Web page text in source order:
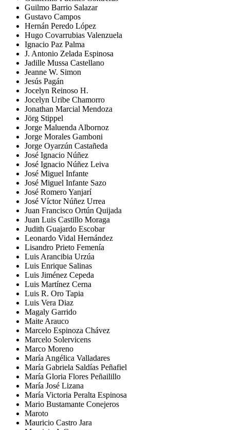
Guilmo Barrio Salazar
Gustavo Campos
Hernán Peredo López
Hugo Covarrubias Valenzuela
Ignacio Paz Palma
J. Antonio Zelada Espinosa
Jadille Mussa Castellano
Jeanne W. Simon
Jesús Pagán
Jocelyn Reinoso H.
Jocelyn Uribe Chamorro
Jonathan Marcial Mendoza
Jörg Stippel
Jorge Maluenda Albornoz
Jorge Morales Gamboni
Jorge Oyarzún Castañeda
José Ignacio Núñez
José Ignacio Núñez Leiva
José Miguel Infante
José Miguel Infante Sazo
José Romero Yanjarí
José Víctor Núñez Urrea
Juan Francisco Ortún Quijada
Juan Luis Castillo Moraga
Judith Guajardo Escobar
Leonardo Vidal Hernández
Lisandro Prieto Femenía
Luis Arancibia Urzúa
Luis Enrique Salinas
Luis Jiménez Cepeda
Luis Martínez Cerna
Luis R. Oro Tapia
Luis Vera Diaz
Magaly Garrido
Maite Arauco
Marcelo Espinoza Chávez
Marcelo Solervicens
Marco Moreno
María Angélica Valladares
María Gabriela Saldías Peñafiel
María Gloria Flores Peñailillo
María José Lizana
María Victoria Peralta Espinosa
Mario Bustamante Conejeros
Maroto
Mauricio Castro Jara